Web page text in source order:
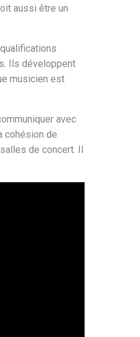
aussi être un
Ils développent
musicien est
avec
cohésion de
de concert. Il